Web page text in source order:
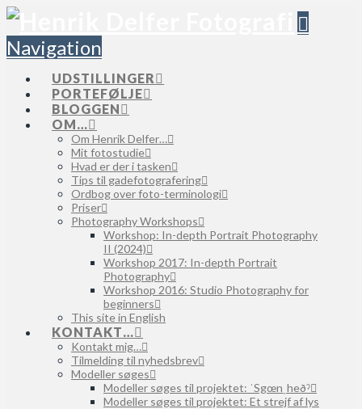
Navigation
UDSTILLINGER
PORTEFØLJE
BLOGGEN
OM…
Om Henrik Delfer…
Mit fotostudie
Hvad er der i tasken
Tips til gadefotografering
Ordbog over foto-terminologi
Priser
Photography Workshops
Workshop: In-depth Portrait Photography
II (2024)
Workshop 2017: In-depth Portrait
Photography
Workshop 2016: Studio Photography for
beginners
This site in English
KONTAKT…
Kontakt mig…
Tilmelding til nyhedsbrev
Modeller søges
Modeller søges til projektet: ˈSgœnˌheðˀ
Modeller søges til projektet: Et strejf af lys